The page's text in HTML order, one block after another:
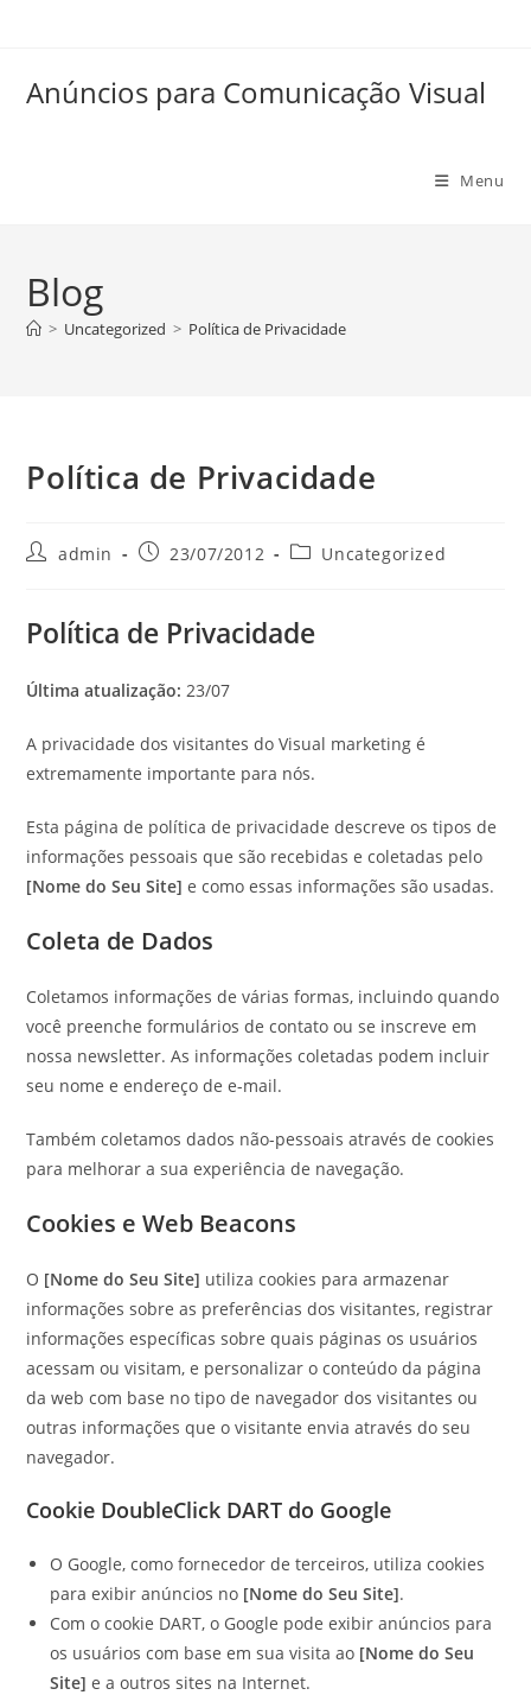
Anúncios para Comunicação Visual
Menu
Blog
> Uncategorized > Política de Privacidade
Política de Privacidade
admin 23/07/2012 Uncategorized
Política de Privacidade
Última atualização: 23/07
A privacidade dos visitantes do Visual marketing é
extremamente importante para nós.
Esta página de política de privacidade descreve os tipos de
informações pessoais que são recebidas e coletadas pelo
[Nome do Seu Site] e como essas informações são usadas.
Coleta de Dados
Coletamos informações de várias formas, incluindo quando
você preenche formulários de contato ou se inscreve em
nossa newsletter. As informações coletadas podem incluir
seu nome e endereço de e-mail.
Também coletamos dados não-pessoais através de cookies
para melhorar a sua experiência de navegação.
Cookies e Web Beacons
O [Nome do Seu Site] utiliza cookies para armazenar
informações sobre as preferências dos visitantes, registrar
informações específicas sobre quais páginas os usuários
acessam ou visitam, e personalizar o conteúdo da página
da web com base no tipo de navegador dos visitantes ou
outras informações que o visitante envia através do seu
navegador.
Cookie DoubleClick DART do Google
O Google, como fornecedor de terceiros, utiliza cookies
para exibir anúncios no [Nome do Seu Site].
Com o cookie DART, o Google pode exibir anúncios para
os usuários com base em sua visita ao [Nome do Seu
Site] e a outros sites na Internet.